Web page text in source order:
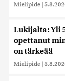
Mielipide |
Lukijalta: Yli
opettanut
on tärkeää
Mielipide |